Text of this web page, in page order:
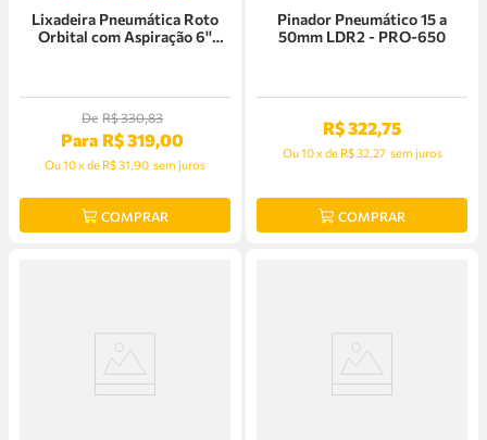
Lixadeira Pneumática Roto
Orbital com Aspiração 6''
De R$330,83
Para R$319,00
Ou10xde R$ 31,90 sem juros
COMPRAR
Pinador Pneumático 15 a
50mm LDR2 - PRO-650
R$322,75
Ou10xde R$ 32,27 sem juros
COMPRAR